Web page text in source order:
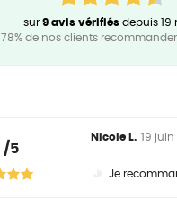
sur9 avis vérifiés depuis 19
78% de nos clients
/5
Nicole L. 19 juin
Je